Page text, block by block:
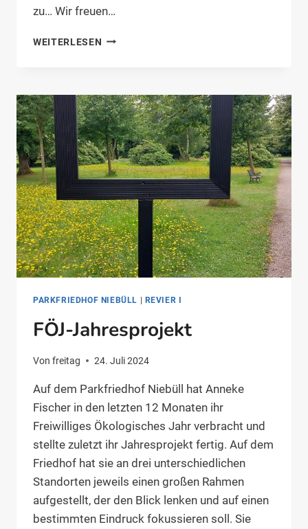
zu… Wir freuen…
WEITERLESEN FRIEDHOFSGEFLÜSTER
UND
SPO
PARKFRIEDHOF NIEBÜLL REVIER I
FÖJ-Jahresprojekt
Von freitag 24. Juli 2024
Auf dem Parkfriedhof Niebüll hat Anneke
Fischer in den letzten 12 Monaten ihr
Freiwilliges Ökologisches Jahr verbracht und
stellte zuletzt ihr Jahresprojekt fertig. Auf dem
Friedhof hat sie an drei unterschiedlichen
Standorten jeweils einen großen Rahmen
aufgestellt, der den Blick lenken und auf einen
bestimmten Eindruck fokussieren soll. Sie